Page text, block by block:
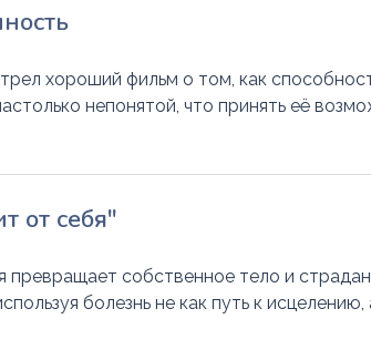
хороший фильм о том, как
непонятой, что принять её
от себя"
превращает собственное тело и
болезнь не как путь к